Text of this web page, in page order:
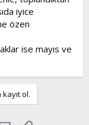
iyice
özen
ise mayıs ve
ol.